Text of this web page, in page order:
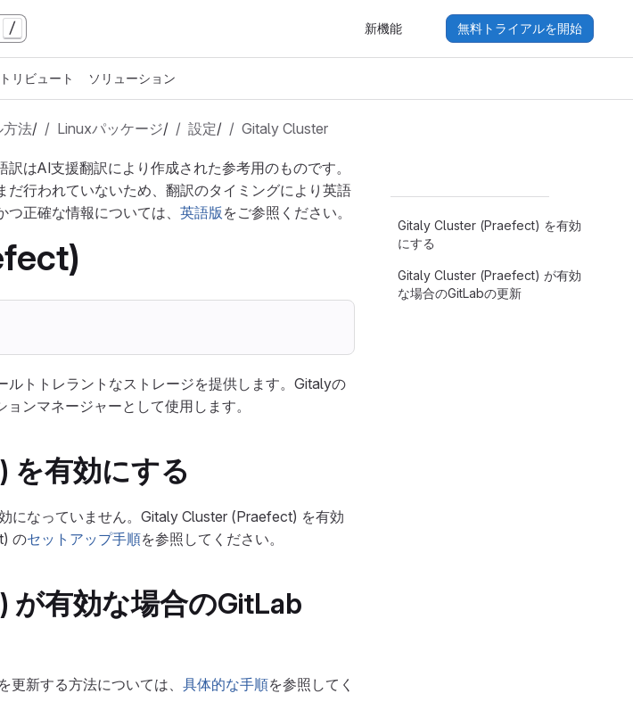
/ 新機能 無料トライアルを開始
リビュート ソリューション
方法/ Linuxパッケージ/ 設定/ Gitaly Cluster
はAI支援翻訳により作成された参考用のものです。
行われていないため、翻訳のタイミングにより英語
正確な情報については、 英語版 をご参照ください。
ルトトレラントなストレージを提供します。Gitalyの
ンマネージャーとして使用します。
を有効にする
になっていません。Gitaly Cluster (Praefect) を有効
のセットアップ手順を参照してください。
有効な場合のGitLab
新する方法については、 具体的な手順を参照してく
Gitaly Cluster (Praefect) を有効
にする
Gitaly Cluster (Praefect) が有効
な場合のGitLabの更新